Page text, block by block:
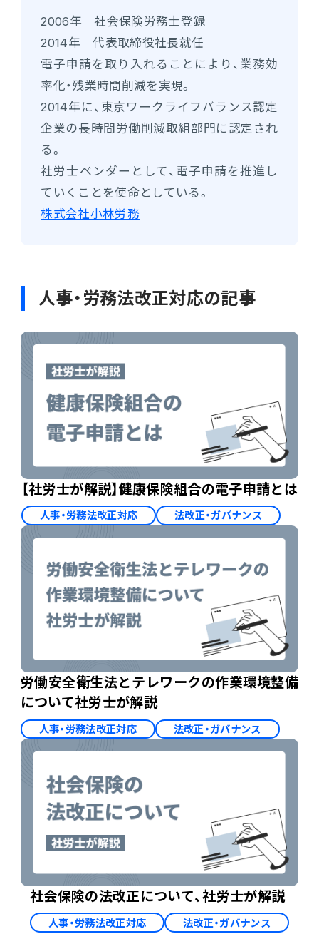
2006年 社会保険労務士登録
2014年 代表取締役社長就任
電子申請を取り入れることにより、業務効
率化・残業時間削減を実現。
2014年に、東京ワークライフバランス認定
企業の長時間労働削減取組部門に認定され
る。
社労士ベンダーとして、電子申請を推進し
ていくことを使命としている。
株式会社小林労務
人事・労務法改正対応の記事
【社労士が解説】健康保険組合の電子申請とは
人事・労務法改正対応 法改正・ガバナンス
労働安全衛生法とテレワークの作業環境整備
について社労士が解説
人事・労務法改正対応 法改正・ガバナンス
社会保険の法改正について、社労士が解説
人事・労務法改正対応 法改正・ガバナンス